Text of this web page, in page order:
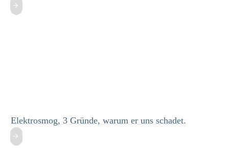
Elektrosmog, 3 Gründe, warum er uns schadet.